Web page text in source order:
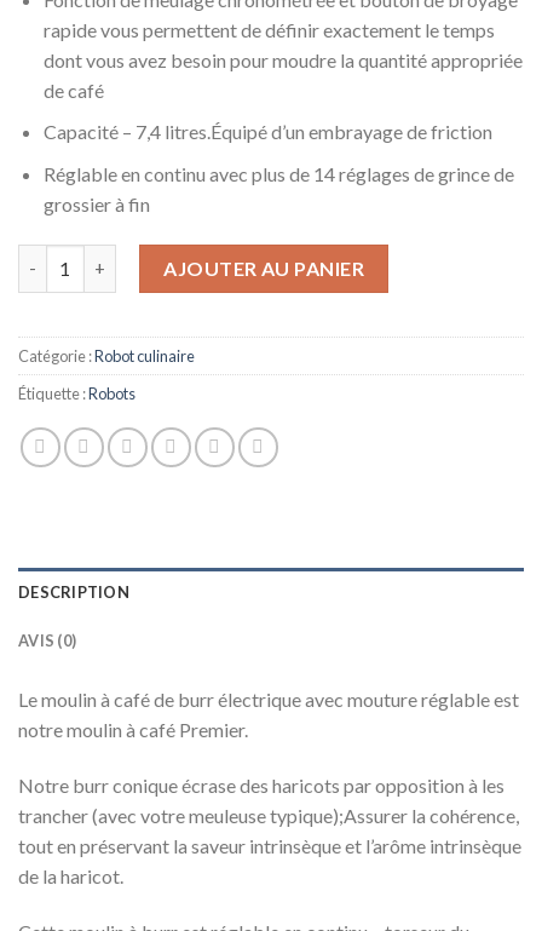
rapide vous permettent de définir exactement le temps
dont vous avez besoin pour moudre la quantité appropriée
de café
Capacité – 7,4 litres.Équipé d’un embrayage de friction
Réglable en continu avec plus de 14 réglages de grince de
grossier à fin
AJOUTER AU PANIER
Catégorie :Robot culinaire
Étiquette :Robots
DESCRIPTION
AVIS (0)
Le moulin à café de burr électrique avec mouture réglable est
notre moulin à café Premier.
Notre burr conique écrase des haricots par opposition à les
trancher (avec votre meuleuse typique);Assurer la cohérence,
tout en préservant la saveur intrinsèque et l’arôme intrinsèque
de la haricot.